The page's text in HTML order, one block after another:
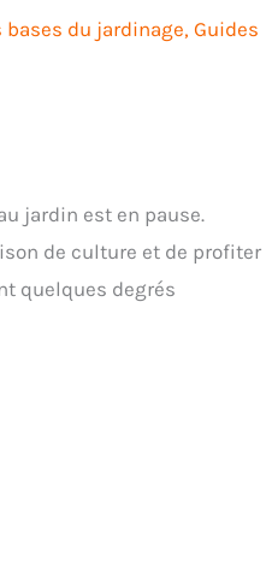
bases du jardinage, Guides
jardin est en pause.
de culture et de profiter
quelques degrés